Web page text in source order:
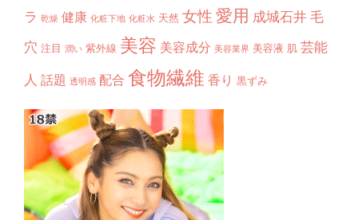
ラ 乾燥 健康 化粧下地 化粧水 天然 女性愛用 成城石井毛
穴 注目 潤い 紫外線 美容 美容成分 美容業界 美容液 肌 芸能
人 話題 透明感 配合 食物繊維 香り 黒ずみ